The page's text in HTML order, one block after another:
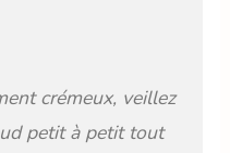
crémeux, veillez
petit à petit tout